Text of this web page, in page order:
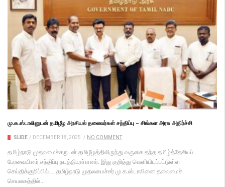
மு.க.ஸ்டாலினுடன் தமிழீழ அரசியல் தலைவர்கள் சந்திப்பு – சிங்கள அரசு அதிர்ச்சி
SLIDE / DECEMBER 18, 2025 / NO COMMENT
தமிழ்நாடு முதலமைச்சருடன் தமிழீழத்திலிருந்து வருகை தந்த தமிழ்த்தேசியப்
பேரவையினர் சந்திப்பு நடத்தியுள்ளனர். இது குறித்து வெளியிடப்பட்டுள்ள
செய்திக்குறிப்பில்.... தமிழ்நாடு முதலமைச்சர் மு.க.ஸ்டாலினை தலைமைச்
செயலகத்தில்...